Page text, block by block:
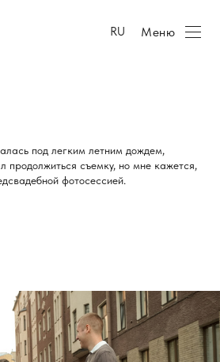
RU Меню
под легким летним дождем,
продолжиться съемку, но мне кажется,
фотосессией.